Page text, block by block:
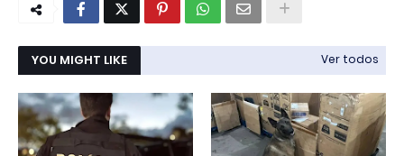
YOU MIGHT LIKE Ver todos